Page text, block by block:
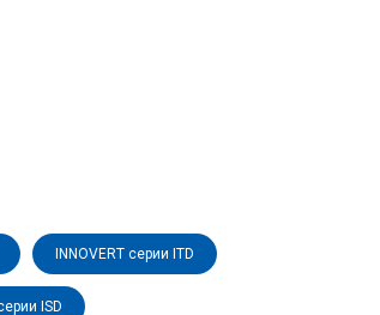
INNOVERT серии ITD
ISD